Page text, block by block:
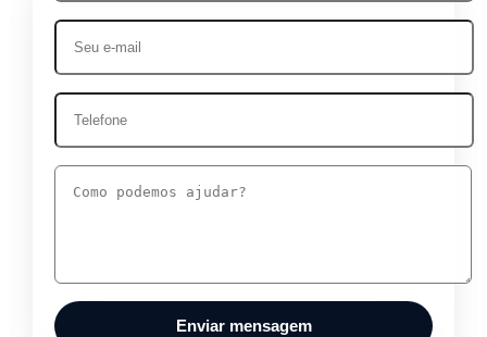
Enviar mensagem